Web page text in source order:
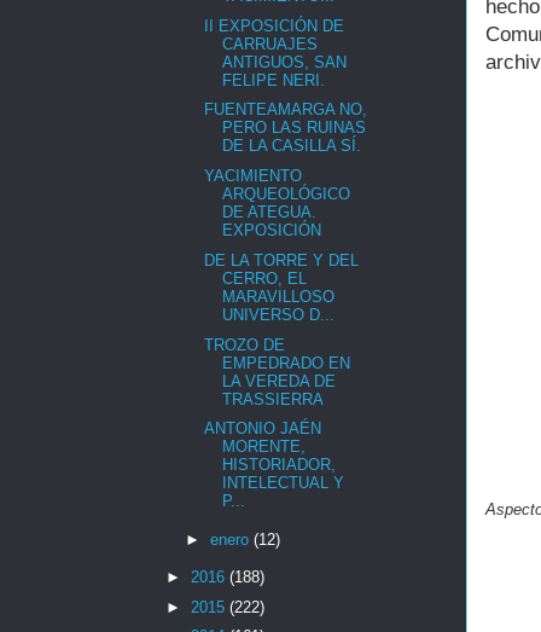
II EXPOSICIÓN DE
CARRUAJES
ANTIGUOS, SAN
FELIPE NERI.
FUENTEAMARGA NO,
PERO LAS RUINAS
DE LA CASILLA SÍ.
YACIMIENTO
ARQUEOLÓGICO
DE ATEGUA.
EXPOSICIÓN
DE LA TORRE Y DEL
CERRO, EL
MARAVILLOSO
UNIVERSO D...
TROZO DE
EMPEDRADO EN
LA VEREDA DE
TRASSIERRA
ANTONIO JAÉN
MORENTE,
HISTORIADOR,
INTELECTUAL Y
P...
► enero (12)
► 2016 (188)
► 2015 (222)